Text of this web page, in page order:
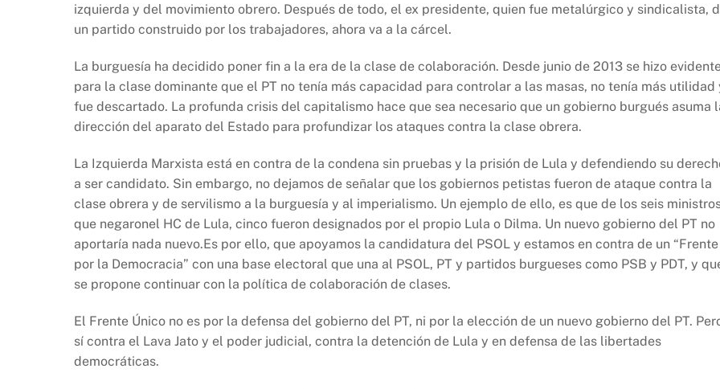
izquierda y del movimiento obrero. Después de todo, el ex presidente, quien fue metalúrgico y sindicalista,
un partido construido por los trabajadores, ahora va a la cárcel.
La burguesía ha decidido poner fin a la era de la clase de colaboración. Desde junio de 2013 se hizo
para la clase dominante que el PT no tenía más capacidad para controlar a las masas, no tenía más utilidad
fue descartado. La profunda crisis del capitalismo hace que sea necesario que un gobierno burgués asuma
dirección del aparato del Estado para profundizar los ataques contra la clase obrera.
La Izquierda Marxista está en contra de la condena sin pruebas y la prisión de Lula y defendiendo su
a ser candidato. Sin embargo, no dejamos de señalar que los gobiernos petistas fueron de ataque contra la
clase obrera y de servilismo a la burguesía y al imperialismo. Un ejemplo de ello, es que de los seis
que negaronel HC de Lula, cinco fueron designados por el propio Lula o Dilma. Un nuevo gobierno del PT no
aportaría nada nuevo.Es por ello, que apoyamos la candidatura del PSOL y estamos en contra de un “Frente
por la Democracia” con una base electoral que una al PSOL, PT y partidos burgueses como PSB y PDT, y
se propone continuar con la política de colaboración de clases.
El Frente Único no es por la defensa del gobierno del PT, ni por la elección de un nuevo gobierno del PT.
sí contra el Lava Jato y el poder judicial, contra la detención de Lula y en defensa de las libertades
democráticas.